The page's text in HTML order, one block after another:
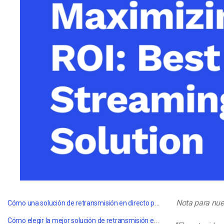
Privacidad y Seguridad
Aprendizaje en Línea
Cómo una solución de retransmisión en directo puede impulsar su negocio
Nota para